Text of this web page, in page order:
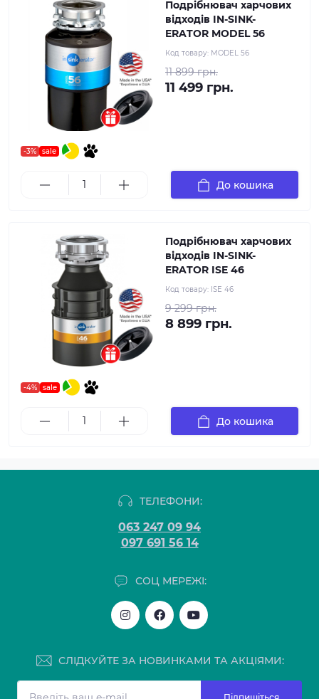
-3% sale
Подрібнювач харчових
відходів IN-SINK-
ERATOR MODEL 56
Код товару: MODEL 56
11 899 грн.
11 499 грн.
До кошика
-4% sale
Подрібнювач харчових
відходів IN-SINK-
ERATOR ISE 46
Код товару: ISE 46
9 299 грн.
8 899 грн.
До кошика
ТЕЛЕФОНИ:
063 247 09 94
097 691 56 14
СОЦ МЕРЕЖІ:
СЛІДКУЙТЕ ЗА НОВИНКАМИ ТА АКЦІЯМИ: